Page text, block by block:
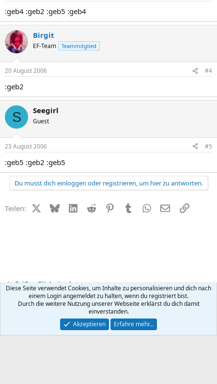
:geb4 :geb2 :geb5 :geb4
Birgit
EF-Team Teammitglied
20 August 2006 #4
:geb2
S Seegirl
Guest
23 August 2006 #5
:geb5 :geb2 :geb5
Du musst dich einloggen oder registrieren, um hier zu antworten.
Teilen: X (Twitter)
BlueskyLinkedIn
Reddit PinterestTumblr WhatsApp
E-MailLink
Grüße + Glückwünsche
Kontakt Nutzungsbedingungen Datenschutz Hilfe
R
Community platform by XenForo ® © 2010-2026 XenForo Ltd.
Diese Seite verwendet Cookies, um Inhalte zu personalisieren und dich nach
einem Login angemeldet zu halten, wenn du registriert bist.
Durch die weitere Nutzung unserer Webseite erklärst du dich damit
einverstanden.
Akzeptieren
Erfahre mehr…